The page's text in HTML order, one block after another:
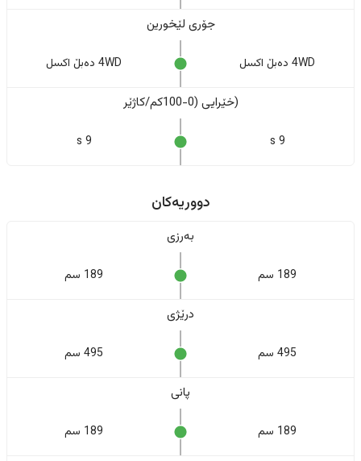
جۆری لێخورین
4WD دەبڵ اکسل 4WD دەبڵ اکسل
(خێرایی (0-100کم/کاژێر
9 s
9 s
دووریەکان
بەرزی
189 سم 189 سم
درێژی
495 سم 495 سم
پانی
189 سم 189 سم